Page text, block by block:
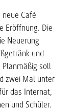
Café
Eröffnung. Die
Neuerung
und
Planmäßig soll
zwei Mal unter
das Internat,
und Schüler.